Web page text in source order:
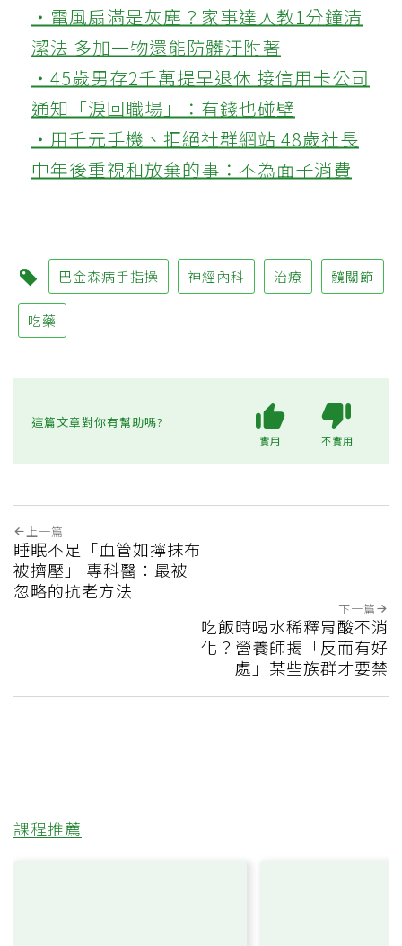
‧電風扇滿是灰塵？家事達人教1分鐘清
潔法 多加一物還能防髒汙附著
‧45歲男存2千萬提早退休 接信用卡公司
通知「淚回職場」：有錢也碰壁
‧用千元手機、拒絕社群網站 48歲社長
中年後重視和放棄的事：不為面子消費
巴金森病手指操 神經內科 治療 髖關節
吃藥
這篇文章對你有幫助嗎?
實用 不實用
上一篇
睡眠不足「血管如擰抹布
被擠壓」 專科醫：最被
忽略的抗老方法
下一篇
吃飯時喝水稀釋胃酸不消
化？營養師揭「反而有好
處」某些族群才要禁
課程推薦